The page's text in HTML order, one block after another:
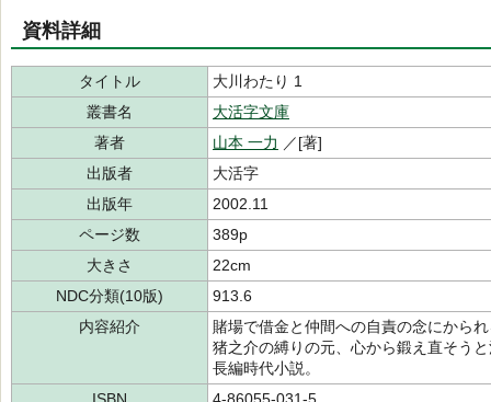
資料詳細
タイトル
大川わたり 1
叢書名
大活字文庫
著者
山本 一力 ／[著]
出版者
大活字
出版年
2002.11
ページ数
389p
大きさ
22cm
NDC分類(10版)
913.6
内容紹介
賭場で借金と仲間への自責の念にから
猪之介の縛りの元、心から鍛え直そう
長編時代小説。